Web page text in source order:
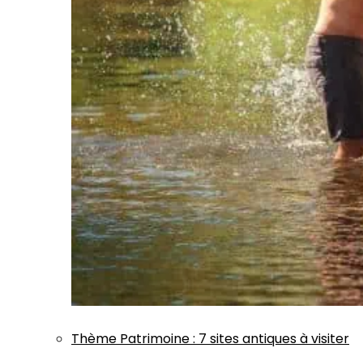
Thème Patrimoine: 7 sites antiques à visiter